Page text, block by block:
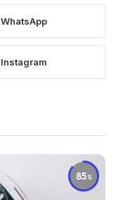
WhatsApp
Instagram
85